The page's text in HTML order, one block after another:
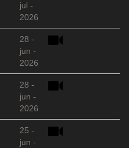
jul -
2026
28 -
jun -
2026
28 -
jun -
2026
25 -
jun -